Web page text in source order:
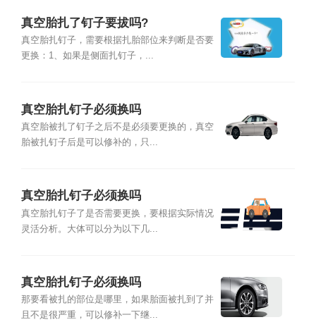
真空胎扎了钉子要拔吗?
真空胎扎钉子，需要根据扎胎部位来判断是否要
更换：1、如果是侧面扎钉子，...
真空胎扎钉子必须换吗
真空胎被扎了钉子之后不是必须要更换的，真空
胎被扎钉子后是可以修补的，只...
真空胎扎钉子必须换吗
真空胎扎钉子了是否需要更换，要根据实际情况
灵活分析。大体可以分为以下几...
真空胎扎钉子必须换吗
那要看被扎的部位是哪里，如果胎面被扎到了并
且不是很严重，可以修补一下继...